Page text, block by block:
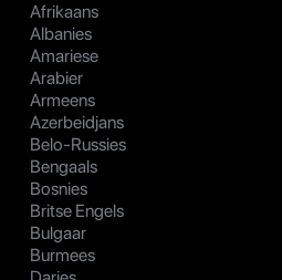
Afrikaans
Albanies
Amariese
Arabier
Armeens
Azerbeidjans
Belo-Russies
Bengaals
Bosnies
Britse Engels
Bulgaar
Burmees